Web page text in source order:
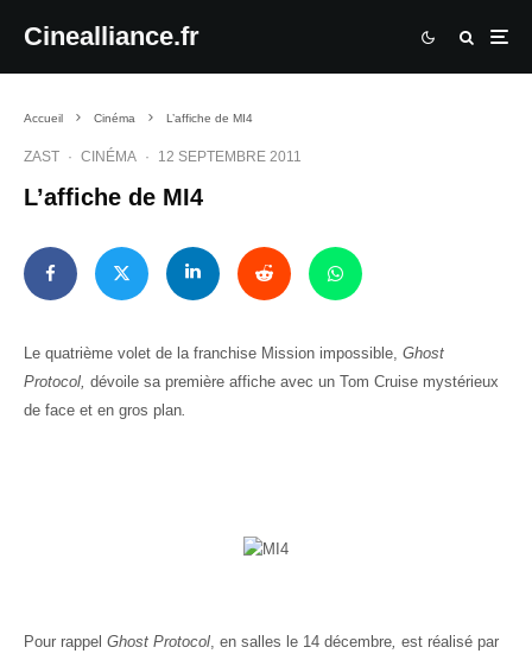
Cinealliance.fr
Accueil Cinéma L’affiche de MI4
ZAST · CINÉMA · 12 SEPTEMBRE 2011
L’affiche de MI4
Le quatrième volet de la franchise Mission impossible, Ghost
Protocol, dévoile sa première affiche avec un Tom Cruise mystérieux
de face et en gros plan.
Pour rappel Ghost Protocol, en salles le 14 décembre, est réalisé par